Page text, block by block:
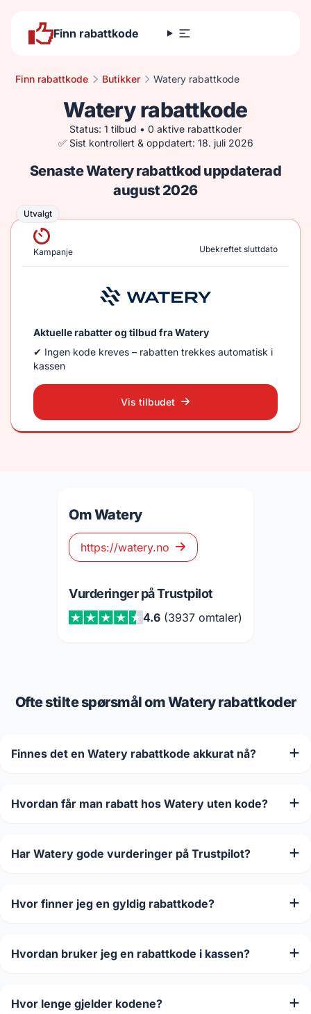
Finn rabattkode
Finn rabattkode Butikker Watery rabattkode
Watery rabattkode
Status: 1 tilbud • 0 aktive rabattkoder
✅ Sist kontrollert & oppdatert: 18. juli 2026
Senaste Watery rabattkod uppdaterad
august 2026
Utvalgt
Utvalgt
Kampanje Ubekreftet sluttdato
Aktuelle rabatter og tilbud fra Watery
✔ Ingen kode kreves – rabatten trekkes automatisk i
kassen
Vis tilbudet
Om Watery
https://watery.no
Vurderinger på Trustpilot
4.6(3937 omtaler)
Ofte stilte spørsmål om Watery rabattkoder
Finnes det en Watery rabattkode akkurat nå?
Hvordan får man rabatt hos Watery uten kode?
Har Watery gode vurderinger på Trustpilot?
Hvor finner jeg en gyldig rabattkode?
Hvordan bruker jeg en rabattkode i kassen?
Hvor lenge gjelder kodene?